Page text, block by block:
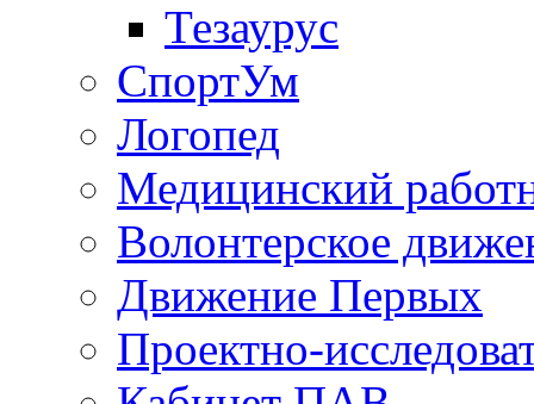
Тезаурус
СпортУм
Логопед
Медицинский
Волонтерское
Движение Первых
Проектно-